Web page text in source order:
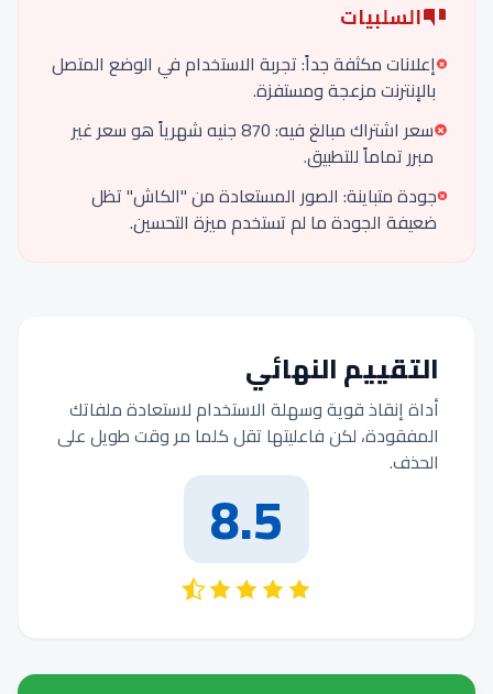
السلبيات
إعلانات مكثفة جداً: تجربة الاستخدام في الوضع المتصل
بالإنترنت مزعجة ومستفزة.
سعر اشتراك مبالغ فيه: 870 جنيه شهرياً هو سعر غير
مبرر تماماً للتطبيق.
جودة متباينة: الصور المستعادة من "الكاش" تظل
ضعيفة الجودة ما لم تستخدم ميزة التحسين.
التقييم النهائي
أداة إنقاذ قوية وسهلة الاستخدام لاستعادة ملفاتك
المفقودة، لكن فاعليتها تقل كلما مر وقت طويل على
الحذف.
8.5